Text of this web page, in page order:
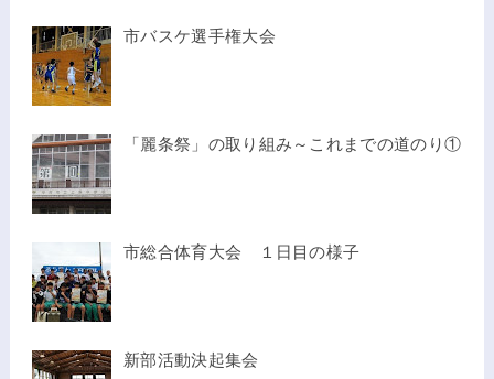
市バスケ選手権大会
「麗条祭」の取り組み～これまでの道のり①
市総合体育大会 １日目の様子
新部活動決起集会